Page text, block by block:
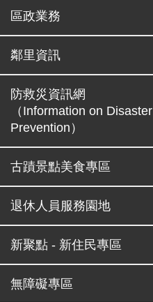
區政業務
鄰里資訊
防救災資訊網
（Information on Disaster
Prevention）
古蹟景點美食專區
退休人員服務園地
新聚點 - 新住民專區
無障礙專區